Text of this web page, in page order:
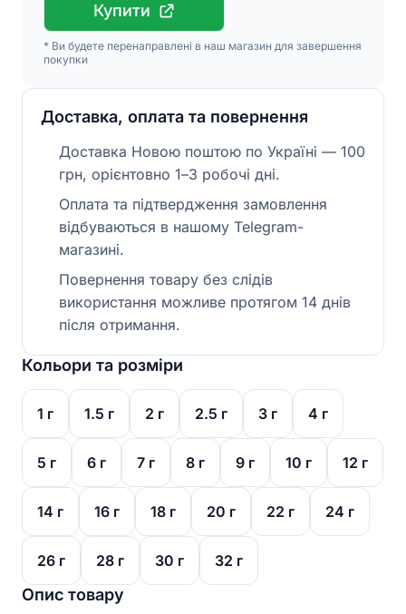
Купити
* Ви будете перенаправлені в наш магазин для завершення
покупки
Доставка, оплата та повернення
Доставка Новою поштою по Україні — 100
грн, орієнтовно 1–3 робочі дні.
Оплата та підтвердження замовлення
відбуваються в нашому Telegram-
магазині.
Повернення товару без слідів
використання можливе протягом 14 днів
після отримання.
Кольори та розміри
1 г 1.5 г 2 г 2.5 г 3 г 4 г
5 г 6 г 7 г 8 г 9 г 10 г 12 г
14 г 16 г 18 г 20 г 22 г 24 г
26 г 28 г 30 г 32 г
Опис товару